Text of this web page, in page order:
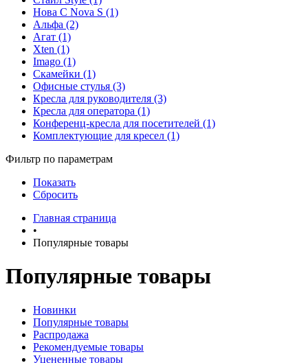
Нова С Nova S (1)
Альфа (2)
Агат (1)
Xten (1)
Imago (1)
Скамейки (1)
Офисные стулья (3)
Кресла для руководителя (3)
Кресла для оператора (1)
Конференц-кресла для посетителей (1)
Комплектующие для кресел (1)
Фильтр по параметрам
Показать
Сбросить
Главная страница
•
Популярные товары
Популярные товары
Новинки
Популярные товары
Распродажа
Рекомендуемые товары
Уцененные товары